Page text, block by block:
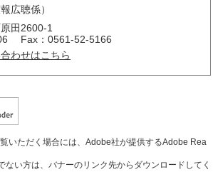
広聴係
田2600-1
Fax：0561-52-5166
わせはこちら
いただく場合には、Adobe社が提供するAdobe Rea
い方は、バナーのリンク先からダウンロードしてく